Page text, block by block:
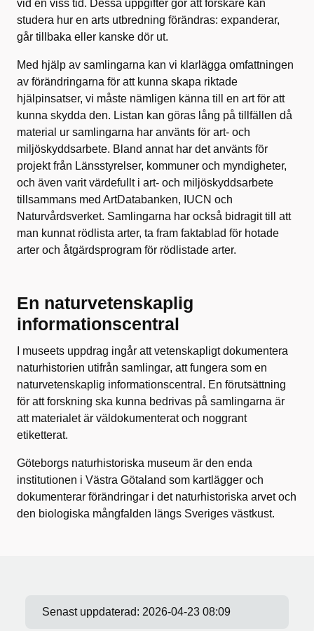
vid en viss tid. Dessa uppgifter gör att forskare kan
studera hur en arts utbredning förändras: expanderar,
går tillbaka eller kanske dör ut.
Med hjälp av samlingarna kan vi klarlägga omfattningen
av förändringarna för att kunna skapa riktade
hjälpinsatser, vi måste nämligen känna till en art för att
kunna skydda den. Listan kan göras lång på tillfällen då
material ur samlingarna har använts för art- och
miljöskyddsarbete. Bland annat har det använts för
projekt från Länsstyrelser, kommuner och myndigheter,
och även varit värdefullt i art- och miljöskyddsarbete
tillsammans med ArtDatabanken, IUCN och
Naturvårdsverket. Samlingarna har också bidragit till att
man kunnat rödlista arter, ta fram faktablad för hotade
arter och åtgärdsprogram för rödlistade arter.
En naturvetenskaplig
informationscentral
I museets uppdrag ingår att vetenskapligt dokumentera
naturhistorien utifrån samlingar, att fungera som en
naturvetenskaplig informationscentral. En förutsättning
för att forskning ska kunna bedrivas på samlingarna är
att materialet är väldokumenterat och noggrant
etiketterat.
Göteborgs naturhistoriska museum är den enda
institutionen i Västra Götaland som kartlägger och
dokumenterar förändringar i det naturhistoriska arvet och
den biologiska mångfalden längs Sveriges västkust.
Senast uppdaterad: 2026-04-23 08:09